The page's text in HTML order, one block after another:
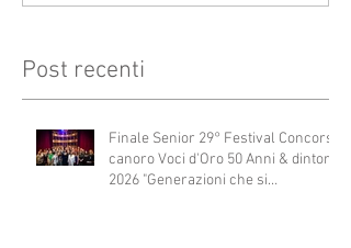
Post recenti
Finale Senior 29° Festival Concorso
canoro Voci d'Oro 50 Anni & dintorni
2026 "Generazioni che si